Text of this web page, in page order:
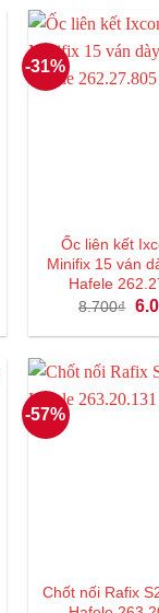
-31%
Ốc liên kết
Minifix 15 ván
Hafele
8.700₫ Giá
là:
-57%
Chốt nối Rafix